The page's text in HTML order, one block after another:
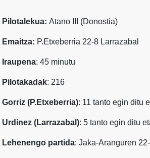
Pilotalekua: Atano III (Donostia)
Emaitza: P.Etxeberria 22-8 Larrazabal
Iraupena: 45 minutu
Pilotakadak: 216
Gorriz (P.Etxeberria): 11 tanto egin ditu
Urdinez (Larrazabal): 5 tanto egin ditu
Lehenengo partida: Jaka-Aranguren